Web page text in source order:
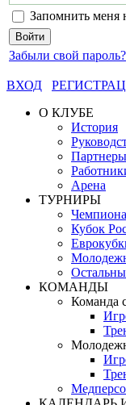
Запомнить меня
Забыли свой пароль?
ВХОД
О КЛУБЕ
История
Партнеры
Арена
ТУРНИРЫ
Кубок
КОМАНДЫ
Команда